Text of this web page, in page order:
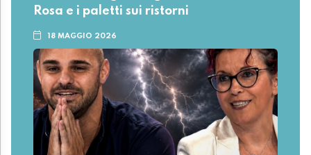
Rosa e i paletti sui ristorni
18 MAGGIO 2026